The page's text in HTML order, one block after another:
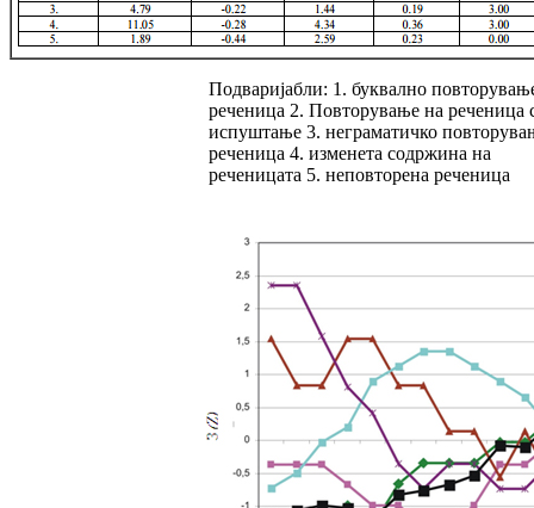
Подваријабли: 1. буквално
ре­че­ница 2. Повторување на реченица
испуш­та­ње 3. неграматичко
речени­ца 4. изменета содржина на
реченицата 5. не­пов­то­рена реченица